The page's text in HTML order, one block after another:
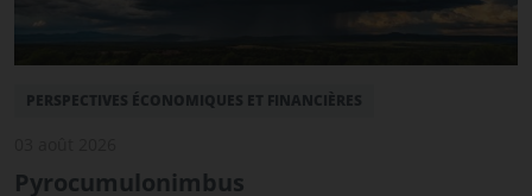
PERSPECTIVES ÉCONOMIQUES ET FINANCIÈRES
Pyrocumulonimbus